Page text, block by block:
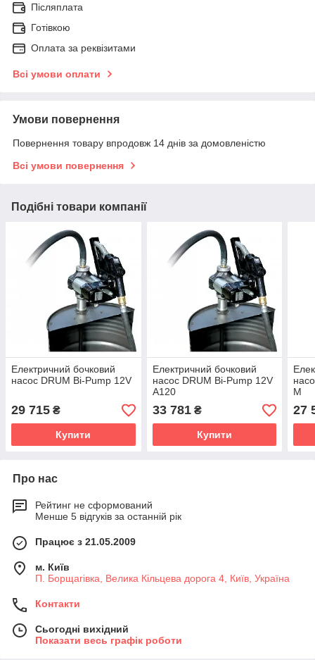
Післяплата
Готівкою
Оплата за реквізитами
Всі умови оплати
Умови повернення
Повернення товару впродовж 14 днів за домовленістю
Всі умови повернення
Подібні товари компанії
Електричний бочковий
насос DRUM Bi-Pump 12V
29 715 ₴
Купити
Електричний бочковий
насос DRUM Bi-Pump 12V
A120
33 781₴
Купити
M
27
Про нас
Рейтинг не сформований
Менше 5 відгуків за останній рік
Працює з 21.05.2009
м. Київ
П. Борщагівка, Велика Кільцева дорога 4, Київ, Україна
Контакти
Сьогодні вихідний
Показати весь графік роботи